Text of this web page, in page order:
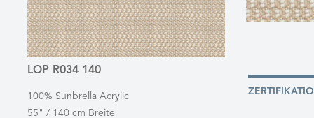
LOP R034 140
100% Sunbrella Acrylic
55" / 140 cm Breite